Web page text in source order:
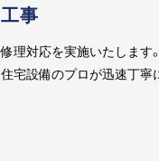
工事
修理対応を実施いたします。
住宅設備のプロが迅速丁寧